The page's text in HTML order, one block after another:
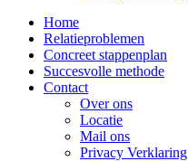
Home
Relatieproblemen
Concreet stappenplan
Succesvolle methode
Contact
Over ons
Locatie
Mail ons
Privacy Verklaring